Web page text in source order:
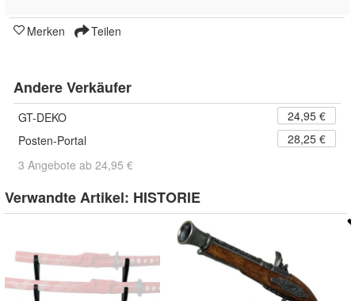
Merken Teilen
Andere Verkäufer
GT-DEKO
24,95 €
Posten-Portal
28,25 €
3 Angebote ab 24,95 €
Verwandte Artikel: HISTORIE